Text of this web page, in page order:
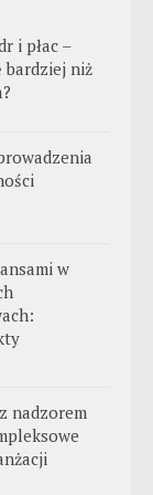
i płac –
bardziej niż
w
nadzorem